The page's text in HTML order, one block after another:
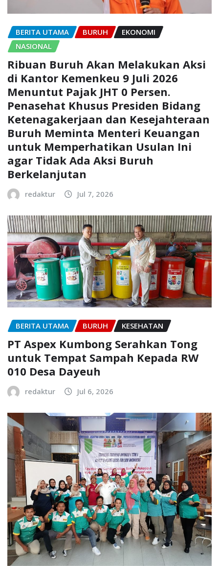
BERITA UTAMA BURUH
EKONOMI
NASIONAL
Ribuan Buruh Akan Melakukan Aksi
di Kantor Kemenkeu 9 Juli 2026
Menuntut Pajak JHT 0 Persen.
Penasehat Khusus Presiden Bidang
Ketenagakerjaan dan Kesejahteraan
Buruh Meminta Menteri Keuangan
untuk Memperhatikan Usulan Ini
agar Tidak Ada Aksi Buruh
Berkelanjutan
redaktur Jul 7, 2026
BERITA UTAMA BURUH KESEHATAN
PT Aspex Kumbong Serahkan Tong
untuk Tempat Sampah Kepada RW
010 Desa Dayeuh
redaktur Jul 6, 2026